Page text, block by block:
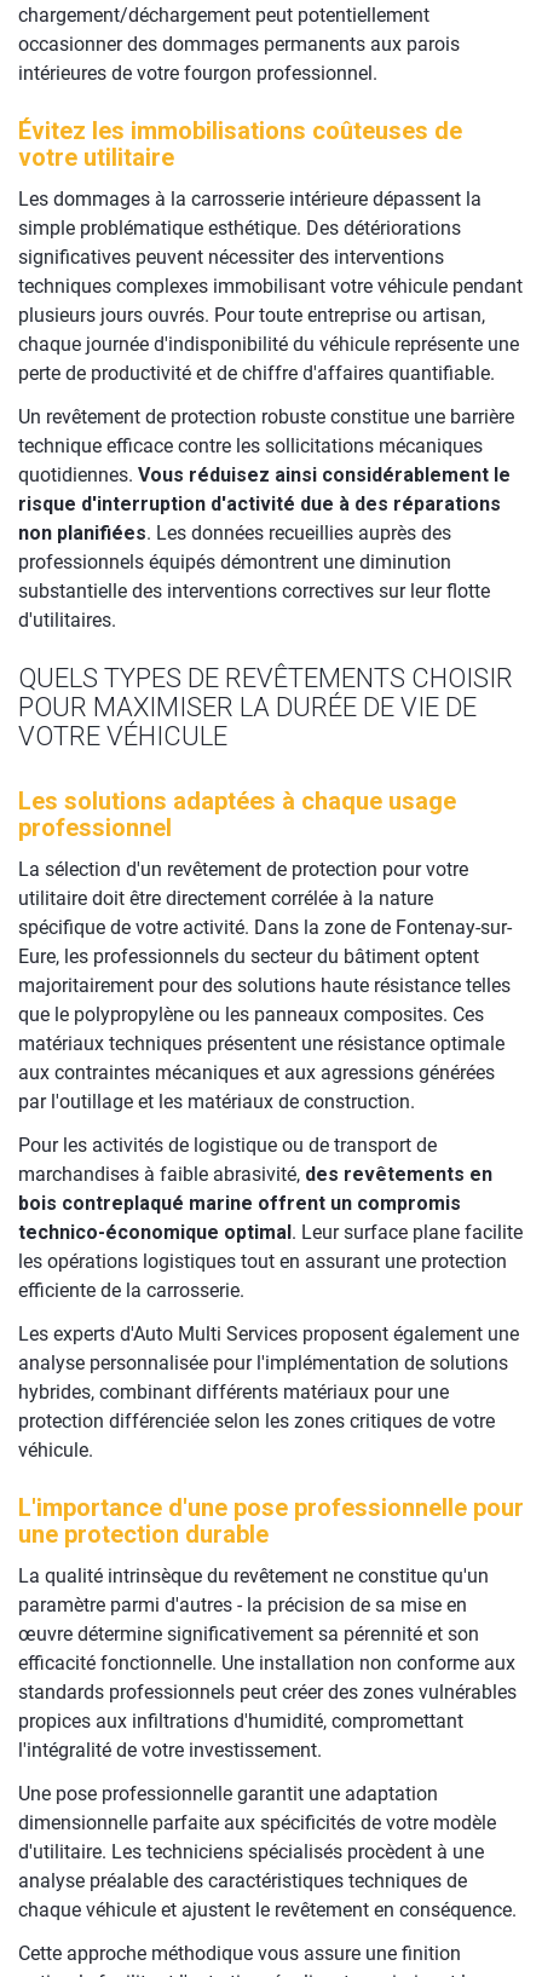
chargement/déchargement peut potentiellement
occasionner des dommages permanents aux parois
intérieures de votre fourgon professionnel.
Évitez les immobilisations coûteuses de
votre utilitaire
Les dommages à la carrosserie intérieure dépassent la
simple problématique esthétique. Des détériorations
significatives peuvent nécessiter des interventions
techniques complexes immobilisant votre véhicule pendant
plusieurs jours ouvrés. Pour toute entreprise ou artisan,
chaque journée d'indisponibilité du véhicule représente une
perte de productivité et de chiffre d'affaires quantifiable.
Un revêtement de protection robuste constitue une barrière
technique efficace contre les sollicitations mécaniques
quotidiennes. Vous réduisez ainsi considérablement le
risque d'interruption d'activité due à des réparations
non planifiées. Les données recueillies auprès des
professionnels équipés démontrent une diminution
substantielle des interventions correctives sur leur flotte
d'utilitaires.
QUELS TYPES DE REVÊTEMENTS CHOISIR
POUR MAXIMISER LA DURÉE DE VIE DE
VOTRE VÉHICULE
Les solutions adaptées à chaque usage
professionnel
La sélection d'un revêtement de protection pour votre
utilitaire doit être directement corrélée à la nature
spécifique de votre activité. Dans la zone de Fontenay-sur-
Eure, les professionnels du secteur du bâtiment optent
majoritairement pour des solutions haute résistance telles
que le polypropylène ou les panneaux composites. Ces
matériaux techniques présentent une résistance optimale
aux contraintes mécaniques et aux agressions générées
par l'outillage et les matériaux de construction.
Pour les activités de logistique ou de transport de
marchandises à faible abrasivité, des revêtements en
bois contreplaqué marine offrent un compromis
technico-économique optimal . Leur surface plane facilite
les opérations logistiques tout en assurant une protection
efficiente de la carrosserie.
Les experts d'Auto Multi Services proposent également une
analyse personnalisée pour l'implémentation de solutions
hybrides, combinant différents matériaux pour une
protection différenciée selon les zones critiques de votre
véhicule.
L'importance d'une pose professionnelle pour
une protection durable
La qualité intrinsèque du revêtement ne constitue qu'un
paramètre parmi d'autres - la précision de sa mise en
œuvre détermine significativement sa pérennité et son
efficacité fonctionnelle. Une installation non conforme aux
standards professionnels peut créer des zones vulnérables
propices aux infiltrations d'humidité, compromettant
l'intégralité de votre investissement.
Une pose professionnelle garantit une adaptation
dimensionnelle parfaite aux spécificités de votre modèle
d'utilitaire. Les techniciens spécialisés procèdent à une
analyse préalable des caractéristiques techniques de
chaque véhicule et ajustent le revêtement en conséquence.
Cette approche méthodique vous assure une finition